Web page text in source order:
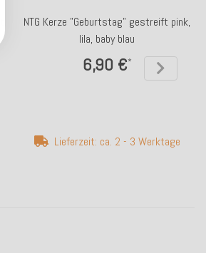
NTG Kerze "Geburtstag" gestreift pink,
lila, baby blau
6,90 €*
Lieferzeit: ca. 2 - 3 Werktage